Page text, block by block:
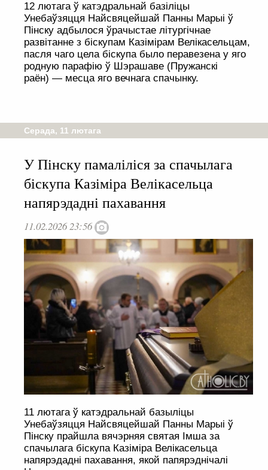
12 лютага ў катэдральнай базіліцы
Унебаўзяцця Найсвяцейшай Панны Марыі ў
Пінску адбылося ўрачыстае літургічнае
развітанне з біскупам Казімірам Велікасельцам,
пасля чаго цела біскупа было перавезена у яго
родную парафію ў Шэрашаве (Пружанскі
раён) — месца яго вечнага спачынку.
Серада, 11 лютага
У Пінску памаліліся за спачылага
біскупа Казіміра Велікасельца
напярэдадні пахавання
11.02.2026 23:56
11 лютага ў катэдральнай базыліцы
Унебаўзяцця Найсвяцейшай Панны Марыі ў
Пінску прайшла вячэрняя святая Імша за
спачылага біскупа Казіміра Велікасельца
напярэдадні пахавання, якой папярэднічалі